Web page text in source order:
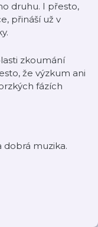
druhu. I přesto,
přináší už v
zkoumání
že výzkum ani
fázích
dobrá muzika.